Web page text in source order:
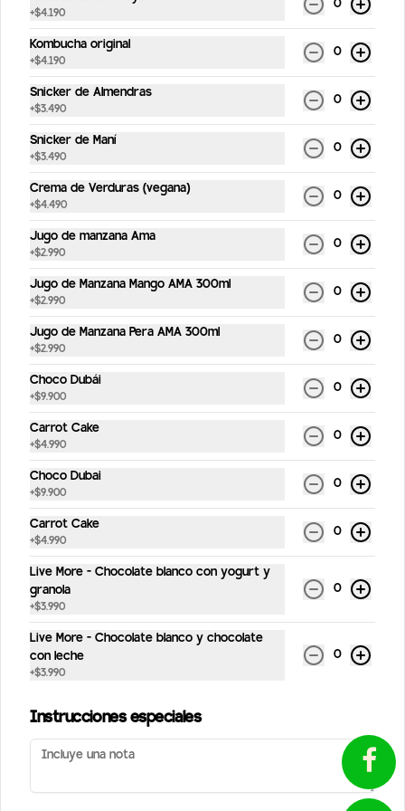
¿Tienes alguna sugerencia?
Escríbenos aquí 💬
Toca para abrir →
frosting.(Contiene nueces).
Snicker de Maní
Snicker de maní, dátiles y chocolate
$3.490
Conócenos
Términos y condiciones
Política de privacidad
Redes sociales
Instagram
Facebook
Mi cuenta
Pedir
Iniciar sesión
+$4.190
0
Kombucha original
+$4.190
0
Snicker de Almendras
+$3.490
0
Snicker de Maní
+$3.490
0
Crema de Verduras (vegana)
+$4.490
0
Jugo de manzana Ama
+$2.990
0
Jugo de Manzana Mango AMA 300ml
+$2.990
0
Jugo de Manzana Pera AMA 300ml
+$2.990
0
Choco Dubái
+$9.900
0
Carrot Cake
+$4.990
0
Choco Dubai
+$9.900
0
Carrot Cake
+$4.990
0
Live More - Chocolate blanco con yogurt y
granola
+$3.990
0
Live More - Chocolate blanco y chocolate
con leche
+$3.990
0
Instrucciones especiales